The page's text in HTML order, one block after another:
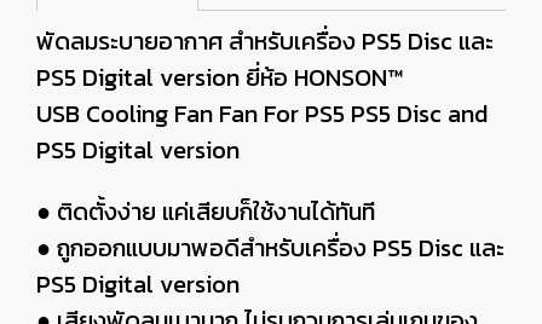
พัดลมระบายอากาศ สำหรับเครื่อง PS5 Disc และ
PS5 Digital version ยี่ห้อ HONSON™
USB Cooling Fan Fan For PS5 PS5 Disc and
PS5 Digital version
● ติดตั้งง่าย แค่เสียบก็ใช้งานได้ทันที
● ถูกออกแบบมาพอดีสำหรับเครื่อง PS5 Disc และ
PS5 Digital version